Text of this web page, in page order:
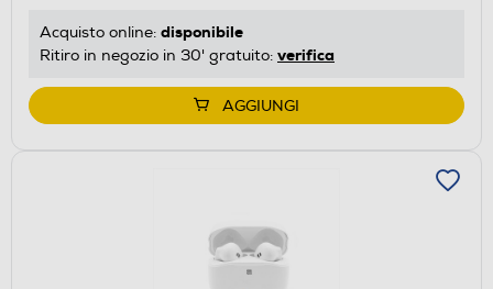
Acquisto online: disponibile
Ritiro in negozio in 30' gratuito: verifica
AGGIUNGI